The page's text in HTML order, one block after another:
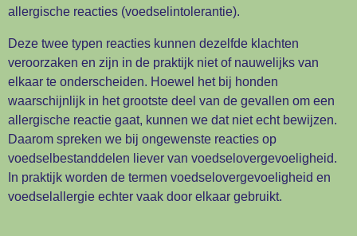
allergische reacties (voedselintolerantie).
Deze twee typen reacties kunnen dezelfde klachten
veroorzaken en zijn in de praktijk niet of nauwelijks van
elkaar te onderscheiden. Hoewel het bij honden
waarschijnlijk in het grootste deel van de gevallen om een
allergische reactie gaat, kunnen we dat niet echt bewijzen.
Daarom spreken we bij ongewenste reacties op
voedselbestanddelen liever van voedselovergevoeligheid.
In praktijk worden de termen voedselovergevoeligheid en
voedselallergie echter vaak door elkaar gebruikt.